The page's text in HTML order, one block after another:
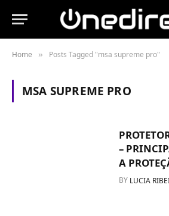
Home » Posts Tagged "msa supreme pro"
MSA SUPREME PRO
–
A
BY LUCIA